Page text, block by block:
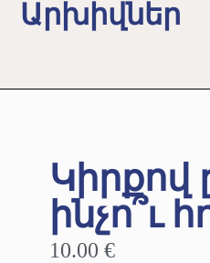
Արխիվներ
Կիրքով
ինչո՞ւ
10.00 €